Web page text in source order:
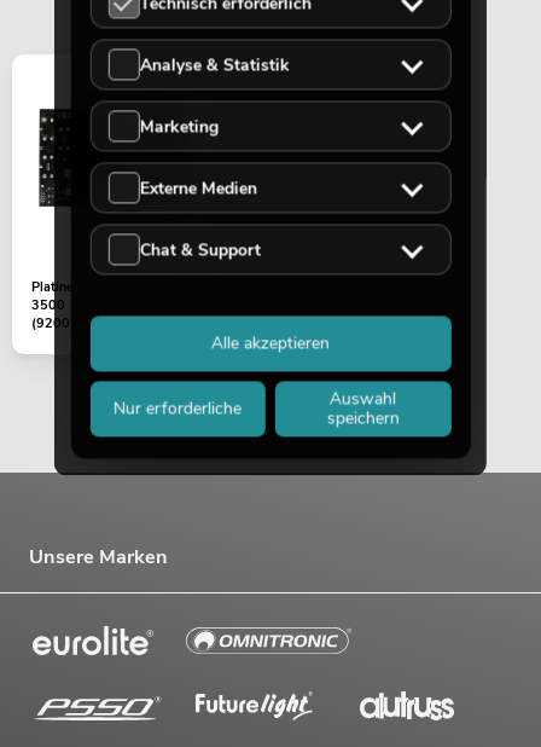
Platine (Netzteil) DDA-
3500
(920090120000010)
Unsere Marken
Analyse & Statistik
Marketing
Externe Medien
Chat & Support
Nur erforderliche
Auswahl
speichern
Alle akzeptieren